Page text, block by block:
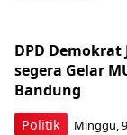
Politik
DPD
segera Gelar
Bandung
Minggu,